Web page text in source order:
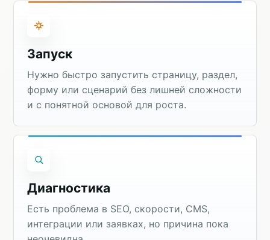
Запуск
Нужно быстро запустить страницу, раздел,
форму или сценарий без лишней сложности
и с понятной основой для роста.
Диагностика
Есть проблема в SEO, скорости, CMS,
интеграции или заявках, но причина пока